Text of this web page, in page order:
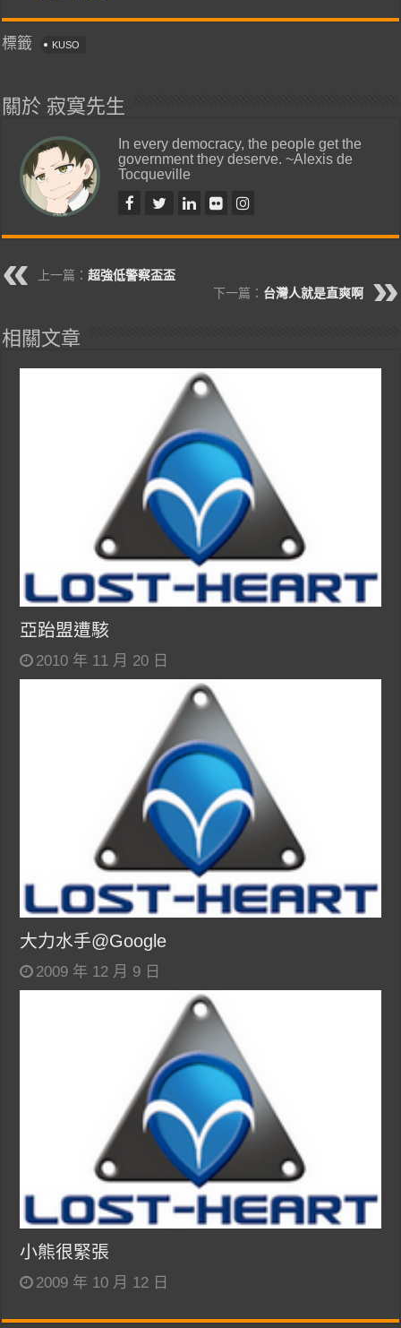
標籤 KUSO
關於 寂寞先生
In every democracy, the people get the
government they deserve. ~Alexis de
Tocqueville
上一篇：超強低警察盃盃
下一篇： 台灣人就是直爽啊
相關文章
亞跆盟遭駭
2010 年 11 月 20 日
大力水手@Google
2009 年 12 月 9 日
小熊很緊張
2009 年 10 月 12 日